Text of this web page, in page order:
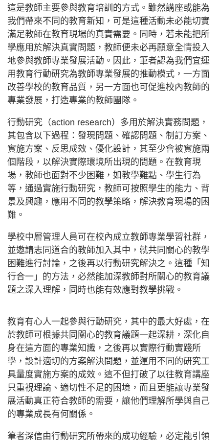
這是教師主要參與教育培訓的方式。雖然講座或能為
我們帶來不同的教育新知，可是這種活動未必能切實
滿足教師在教育現場的真實需要。同時，若未能把所
學應用於解決真實問題，教師便未必再願意全情投入
地參與教師專業發展活動。因此，筆者認為我們宜運
用教育行動研究為教師專業發展的推動模式，一方面
改善學校的教育品質，另一方面也可促進校內教師的
專業發展，打造專業的教師團隊。
行動研究（action research）多用於解決實務問題，
其包含以下過程：發現問題、確認問題、制訂方案、
實施方案、反思成效、優化設計，其至少會被實施兩
個階段，以解決實際環境所出現的問題。在教育現
場，教師也面對不少困難，如教學難點、學生行為
等，通過實施行動研究，教師可按照學生的能力、背
景及興趣，應用不同的教學策略，解決教育現場的困
難。
學校中層管理人員可在校內成立教師專業學習社群，
並邀請志同道合的教師加入其中，就共同關心的教學
困難進行討論，之後再以行動研究解決之。這種「知
行合一」的方法，必然能加深教師對所關心的教育議
題之深入理解，同時也能有效應對教學挑戰。
教育有心人一起參與行動研究，其中的最大好處，在
於教師可根據共同關心的教育議題一起深耕，深化自
身在這方面的專業知識，之後再以實際行動實踐所
學，設計適切的方案解決問題，並運用不同的研究工
具量度實施方案的成效。這不但打破了以往教育講座
只重視理論、適切性不足的困境，而且更能讓專業發
展活動真正符合教師的需要，讓他們理解所學與自己
的專業成長有何關係。
筆者深信由行動研究所帶來的成功經驗，必定能引領